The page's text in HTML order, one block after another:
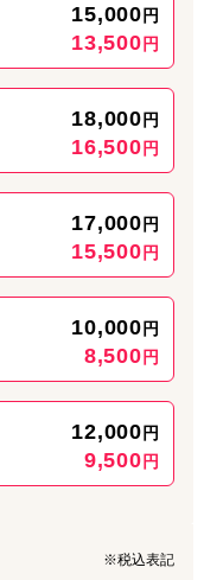
15,000 円
13,500 円
18,000 円
16,500 円
17,000 円
15,500 円
10,000 円
8,500 円
12,000 円
9,500 円
※税込表記